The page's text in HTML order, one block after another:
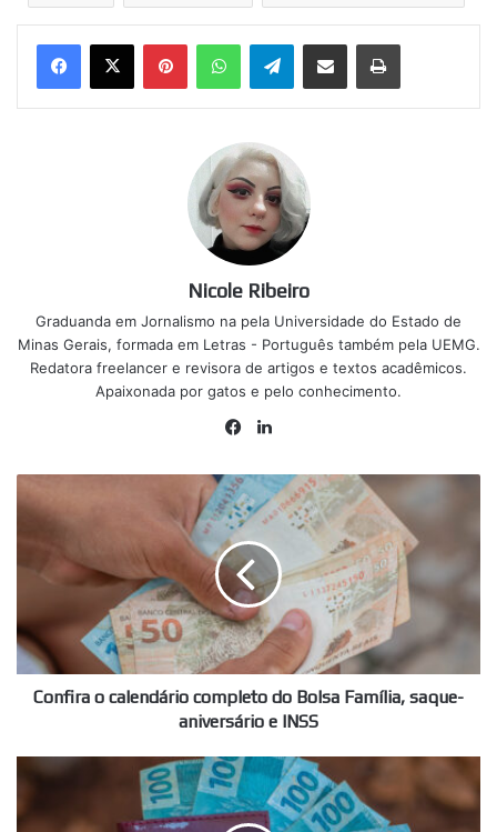
PinterestWhatsAppTelegramCompartilhar via e-mail Imprimir
Nicole Ribeiro
Graduanda em Jornalismo na pela Universidade do Estado de
Minas Gerais, formada em Letras - Português também pela UEMG.
Redatora freelancer e revisora de artigos e textos acadêmicos.
Apaixonada por gatos e pelo conhecimento.
Facebook
o
completo
Família,
saque-
aniversário
Confira o calendário completo do Bolsa Família, saque-
aniversário e INSS
Aposentados
receber